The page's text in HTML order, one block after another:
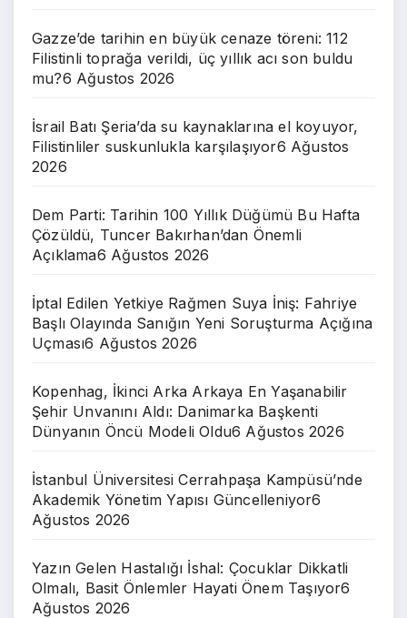
Gazze’de tarihin en büyük cenaze töreni: 112
Filistinli toprağa verildi, üç yıllık acı son buldu
mu?6 Ağustos 2026
İsrail Batı Şeria’da su kaynaklarına el koyuyor,
Filistinliler suskunlukla karşılaşıyor6 Ağustos
2026
Dem Parti: Tarihin 100 Yıllık Düğümü Bu Hafta
Çözüldü, Tuncer Bakırhan’dan Önemli
Açıklama6 Ağustos 2026
İptal Edilen Yetkiye Rağmen Suya İniş: Fahriye
Başlı Olayında Sanığın Yeni Soruşturma Açığına
Uçması6 Ağustos 2026
Kopenhag, İkinci Arka Arkaya En Yaşanabilir
Şehir Unvanını Aldı: Danimarka Başkenti
Dünyanın Öncü Modeli Oldu6 Ağustos 2026
İstanbul Üniversitesi Cerrahpaşa Kampüsü’nde
Akademik Yönetim Yapısı Güncelleniyor6
Ağustos 2026
Yazın Gelen Hastalığı İshal: Çocuklar Dikkatli
Olmalı, Basit Önlemler Hayati Önem Taşıyor6
Ağustos 2026